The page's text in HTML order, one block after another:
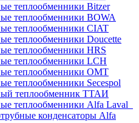
теплообменники Bitzer
теплообменники BOWA
теплообменники CIAT
теплообменники Doucette
теплообменники HRS
теплообменники LCH
теплообменники OMT
теплообменники Secespol
теплообменник ТТАИ
теплообменники Alfa Laval
конденсаторы Alfa